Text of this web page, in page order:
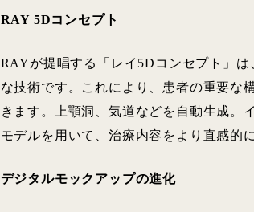
RAY 5Dコンセプト
RAYが提唱する「レイ5Dコンセプト」
な技術です。これにより、患者の重要な
きます。上顎洞、気道などを自動生成。
モデルを用いて、治療内容をより直感的
デジタルモックアップの進化